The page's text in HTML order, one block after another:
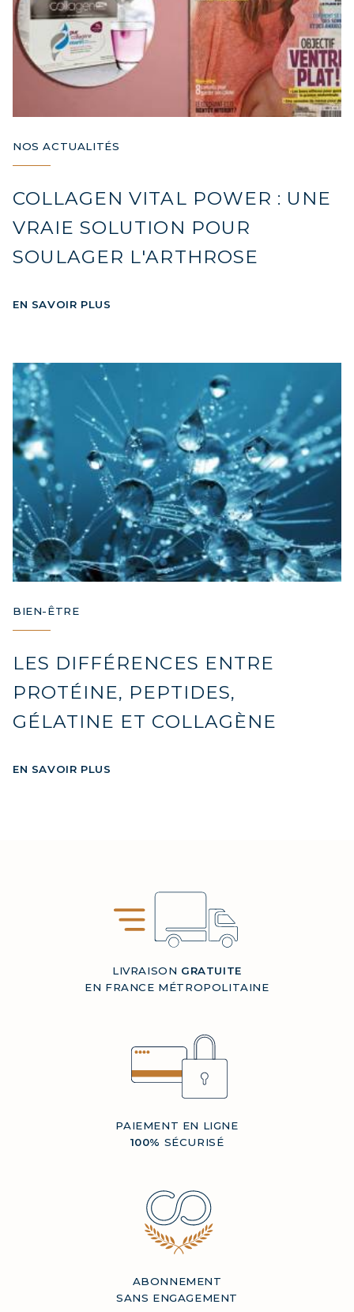
NOS ACTUALITÉS
COLLAGEN VITAL POWER : UNE
VRAIE SOLUTION POUR
SOULAGER L'ARTHROSE
EN SAVOIR PLUS
BIEN-ÊTRE
LES DIFFÉRENCES ENTRE
PROTÉINE, PEPTIDES,
GÉLATINE ET COLLAGÈNE
EN SAVOIR PLUS
LIVRAISON GRATUITE
EN FRANCE MÉTROPOLITAINE
PAIEMENT EN LIGNE
100% SÉCURISÉ
ABONNEMENT
SANS ENGAGEMENT